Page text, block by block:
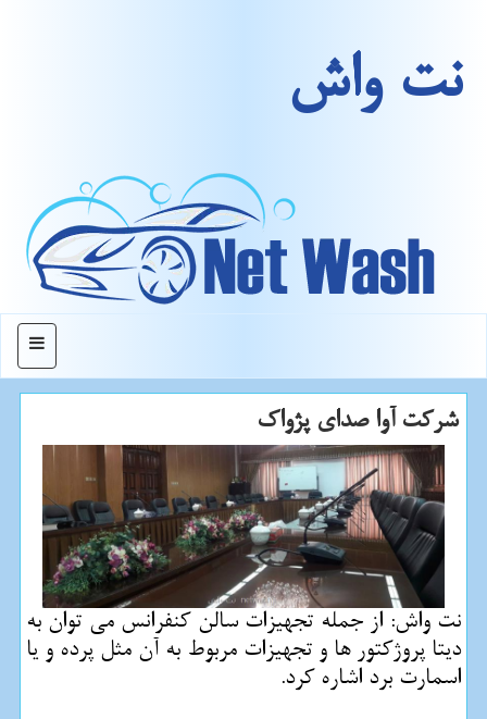
نت واش
منو
شركت آوا صدای پژواك
نت واش: از جمله تجهیزات سالن كنفرانس می توان به
دیتا پروژكتور ها و تجهیزات مربوط به آن مثل پرده و یا
اسمارت برد اشاره كرد.